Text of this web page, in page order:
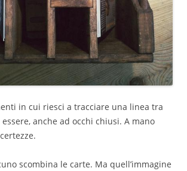
in cui riesci a tracciare una linea tra
anche ad occhi chiusi. A mano
scombina le carte. Ma quell’immagine